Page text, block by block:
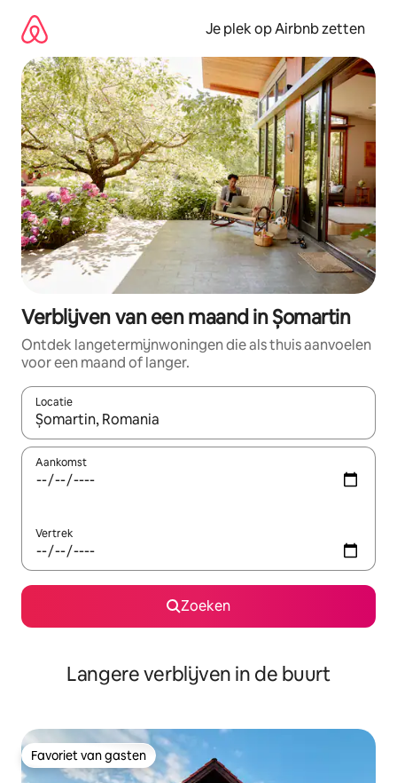
direct
naar
inhoud
Je plek op Airbnb zetten
Verblijven van een maand in Șomartin
Ontdek langetermijnwoningen die als thuis aanvoelen
voor een maand of langer.
Locatie
Wanneer er resultaten beschikbaar zijn, maak je een keuze
Aankomst
Vertrek
Zoeken
Langere verblijven in de buurt
Favoriet van gasten
Favoriet van gasten